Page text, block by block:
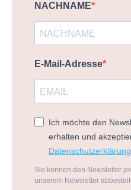
NACHNAME
E-Mail-Adresse
Ich möchte den
erhalten und
Datenschutzerklärung
Sie können den Newsletter
unserem Newsletter